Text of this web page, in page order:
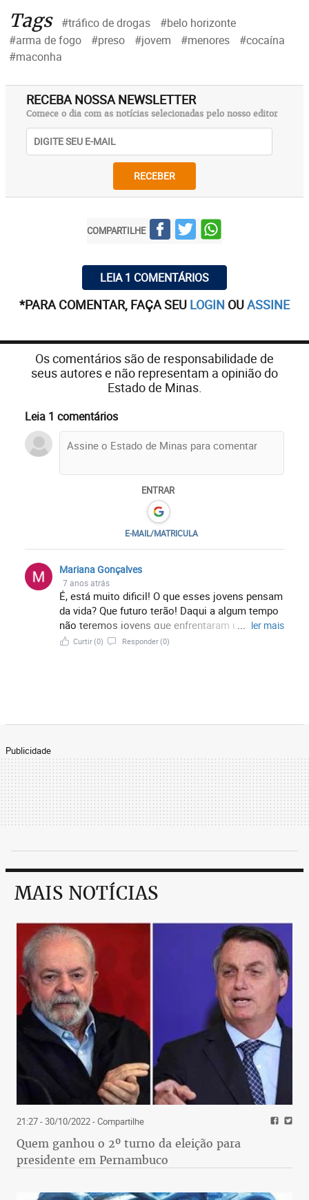
Tags #tráfico de drogas
#belo horizonte
#arma de fogo
#preso #jovem #menores
#cocaína
#maconha
RECEBA NOSSA NEWSLETTER
Comece o dia com as notícias selecionadas pelo nosso editor
RECEBER
COMPARTILHE
LEIA 1 COMENTÁRIOS
*PARA COMENTAR, FAÇA SEU LOGIN OUASSINE
Os comentários são de responsabilidade de
seus autores e não representam a opinião do
Estado de Minas.
Leia 1 comentários
ENTRAR
E-MAIL/MATRICULA
Mariana Gonçalves
7 anos atrás
É, está muito dificil! O que esses jovens pensam
da vida? Que futuro terão! Daqui a algum tempo
não teremos jovens que enfrentaram uma
escola e se formaram em uma profissão! Fico
ganhar vida fácil, muitas vezes roubam para
ler mais
Curtir(0) Responder(0)
Publicidade
MAIS NOTÍCIAS
21:27 - 30/10/2022- Compartilhe
Quem ganhou o 2º turno da eleição para
presidente em Pernambuco